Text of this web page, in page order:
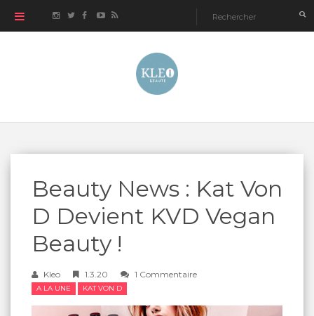
Beauty News : Kat Von
D Devient KVD Vegan
Beauty !
Kleo 1.3.20 1 Commentaire
A LA UNE KAT VON D